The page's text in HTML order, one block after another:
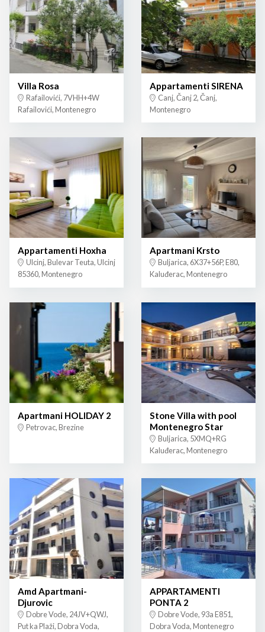
Villa Rosa
Rafailovići, 7VHH+4W
Rafailovići, Montenegro
Appartamenti SIRENA
Canj, Čanj 2, Čanj,
Montenegro
Appartamenti Hoxha
Ulcinj, Bulevar Teuta, Ulcinj
85360, Montenegro
Apartmani Krsto
Buljarica, 6X37+56P, E80,
Kaluđerac, Montenegro
Apartmani HOLIDAY 2
Petrovac, Brezine
Stone Villa with pool
Montenegro Star
Buljarica, 5XMQ+RG
Kaluđerac, Montenegro
Amd Apartmani-
Djurovic
Dobre Vode, 24JV+QWJ,
Put ka Plaži, Dobra Voda,
APPARTAMENTI
PONTA 2
Dobre Vode, 93a E851,
Dobra Voda, Montenegro